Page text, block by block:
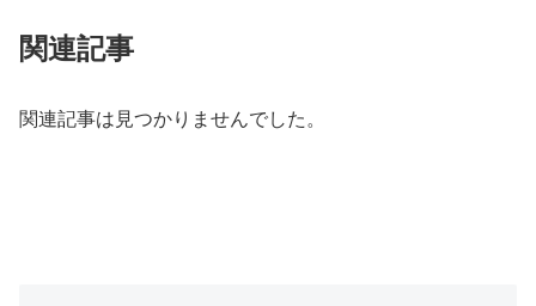
関連記事
関連記事は見つかりませんでした。